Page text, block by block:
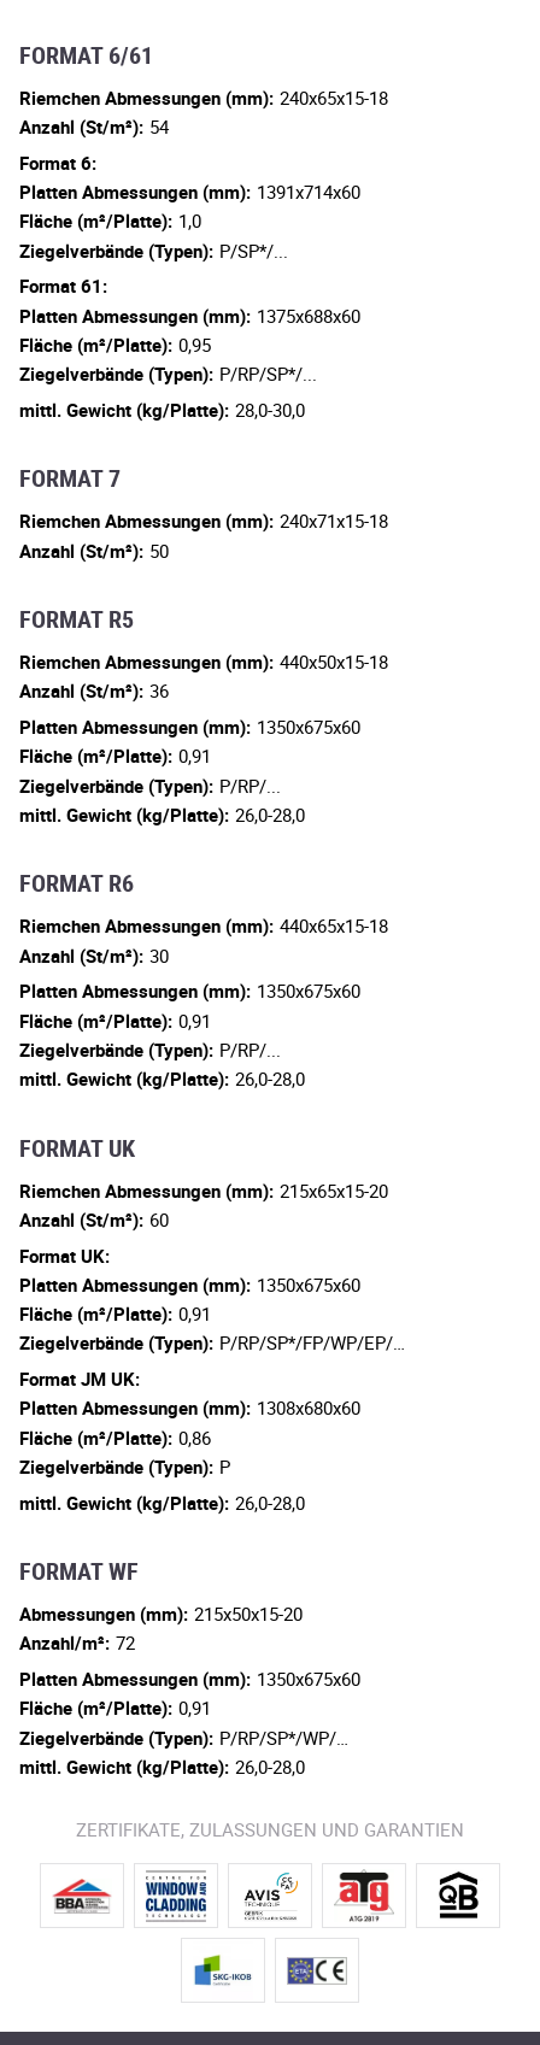
FORMAT 6/61
Riemchen Abmessungen (mm): 240x65x15-18
Anzahl (St/m²): 54
Format 6:
Platten Abmessungen (mm): 1391x714x60
Fläche (m²/Platte): 1,0
Ziegelverbände (Typen): P/SP*/...
Format 61:
Platten Abmessungen (mm): 1375x688x60
Fläche (m²/Platte): 0,95
Ziegelverbände (Typen): P/RP/SP*/...
mittl. Gewicht (kg/Platte): 28,0-30,0
FORMAT 7
Riemchen Abmessungen (mm): 240x71x15-18
Anzahl (St/m²): 50
FORMAT R5
Riemchen Abmessungen (mm): 440x50x15-18
Anzahl (St/m²): 36
Platten Abmessungen (mm): 1350x675x60
Fläche (m²/Platte): 0,91
Ziegelverbände (Typen): P/RP/...
mittl. Gewicht (kg/Platte): 26,0-28,0
FORMAT R6
Riemchen Abmessungen (mm): 440x65x15-18
Anzahl (St/m²): 30
Platten Abmessungen (mm): 1350x675x60
Fläche (m²/Platte): 0,91
Ziegelverbände (Typen): P/RP/...
mittl. Gewicht (kg/Platte): 26,0-28,0
FORMAT UK
Riemchen Abmessungen (mm): 215x65x15-20
Anzahl (St/m²): 60
Format UK:
Platten Abmessungen (mm): 1350x675x60
Fläche (m²/Platte): 0,91
Ziegelverbände (Typen): P/RP/SP*/FP/WP/EP/…
Format JM UK:
Platten Abmessungen (mm): 1308x680x60
Fläche (m²/Platte): 0,86
Ziegelverbände (Typen): P
mittl. Gewicht (kg/Platte): 26,0-28,0
FORMAT WF
Abmessungen (mm): 215x50x15-20
Anzahl/m²: 72
Platten Abmessungen (mm): 1350x675x60
Fläche (m²/Platte): 0,91
Ziegelverbände (Typen): P/RP/SP*/WP/…
mittl. Gewicht (kg/Platte): 26,0-28,0
ZERTIFIKATE, ZULASSUNGEN UND GARANTIEN